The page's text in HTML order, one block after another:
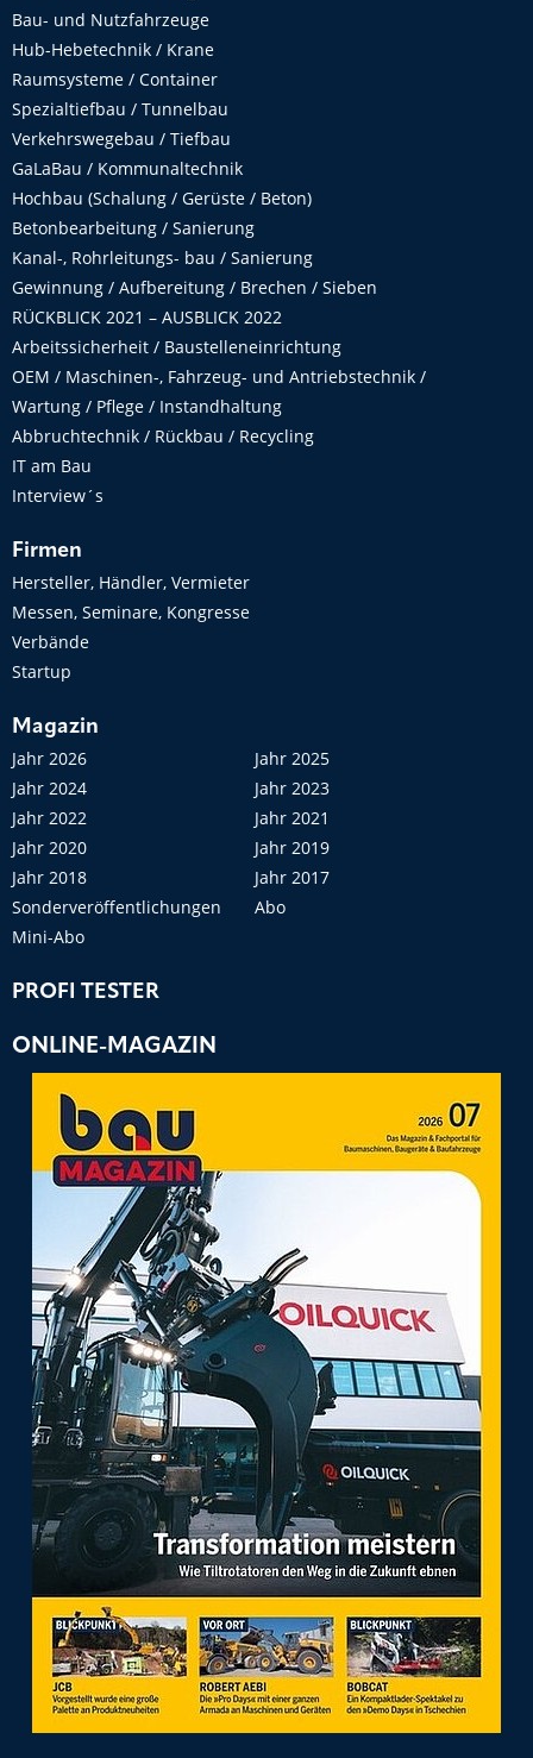
Bau- und Nutzfahrzeuge
Hub-Hebetechnik / Krane
Raumsysteme / Container
Spezialtiefbau / Tunnelbau
Verkehrswegebau / Tiefbau
GaLaBau / Kommunaltechnik
Hochbau (Schalung / Gerüste / Beton)
Betonbearbeitung / Sanierung
Kanal-, Rohrleitungs- bau / Sanierung
Gewinnung / Aufbereitung / Brechen / Sieben
RÜCKBLICK 2021 – AUSBLICK 2022
Arbeitssicherheit / Baustelleneinrichtung
OEM / Maschinen-, Fahrzeug- und Antriebstechnik /
Wartung / Pflege / Instandhaltung
Abbruchtechnik / Rückbau / Recycling
IT am Bau
Interview´s
Firmen
Hersteller, Händler, Vermieter
Messen, Seminare, Kongresse
Verbände
Startup
Magazin
Jahr 2026
Jahr 2025
Jahr 2024
Jahr 2023
Jahr 2022
Jahr 2021
Jahr 2020
Jahr 2019
Jahr 2018
Jahr 2017
Sonderveröffentlichungen
Abo
Mini-Abo
PROFI TESTER
ONLINE-MAGAZIN